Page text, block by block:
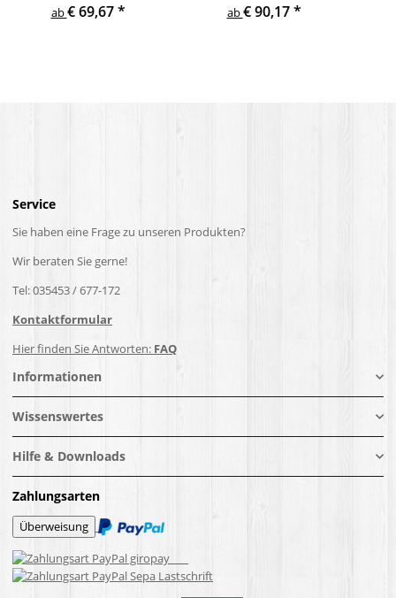
Querstreben
ab€ 69,67*
ab€ 90,17*
Service
Sie haben eine Frage zu unseren Produkten?
Wir beraten Sie gerne!
Tel: 035453 / 677-172
Kontaktformular
Hier finden Sie Antworten: FAQ
Informationen
Wissenswertes
Hilfe & Downloads
Zahlungsarten